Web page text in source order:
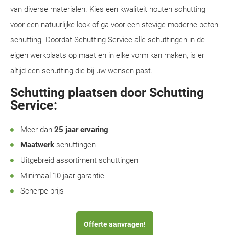
van diverse materialen. Kies een kwaliteit houten schutting
voor een natuurlijke look of ga voor een stevige moderne beton
schutting. Doordat Schutting Service alle schuttingen in de
eigen werkplaats op maat en in elke vorm kan maken, is er
altijd een schutting die bij uw wensen past.
Schutting plaatsen door Schutting
Service:
Meer dan 25 jaar ervaring
Maatwerk schuttingen
Uitgebreid assortiment schuttingen
Minimaal 10 jaar garantie
Scherpe prijs
Offerte aanvragen!